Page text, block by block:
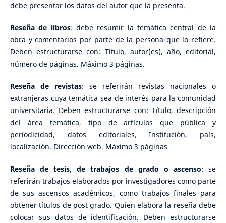
debe presentar los datos del autor que la presenta.
Reseña de libros: debe resumir la temática central de la
obra y comentarios por parte de la persona que lo refiere.
Deben estructurarse con: Título, autor(es), año, editorial,
número de páginas. Máximo 3 páginas.
Reseña de revistas: se referirán revistas nacionales o
extranjeras cuya temática sea de interés para la comunidad
universitaria. Deben estructurarse con: Título, descripción
del área temática, tipo de artículos que pública y
periodicidad, datos editoriales, Institución, país,
localización. Dirección web. Máximo 3 páginas
Reseña de tesis, de trabajos de grado o ascenso: se
referirán trabajos elaborados por investigadores como parte
de sus ascensos académicos, como trabajos finales para
obtener títulos de post grado. Quien elabora la reseña debe
colocar sus datos de identificación. Deben estructurarse